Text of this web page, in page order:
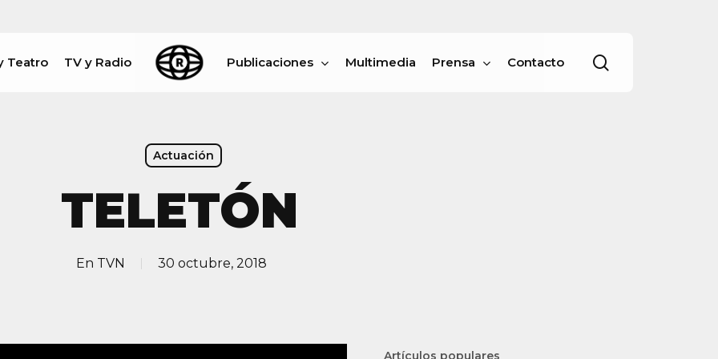
Teatro TV y Radio Publicaciones Multimedia Prensa Contacto
Actuación
TELETÓN
En TVN 30 octubre, 2018
Artículos populares